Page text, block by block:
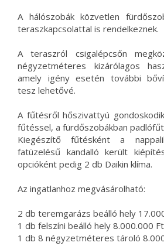
A hálószobák közvetlen
teraszkapcsolattal is rendelkeznek.
A teraszról csigalépcsőn
négyzetméteres kizárólagos
amely igény esetén további
tesz lehetővé.
A fűtésről hőszivattyú
fűtéssel, a fürdőszobákban
Kiegészítő fűtésként a
fatüzelésű kandalló került
opcióként pedig 2 db Daikin klíma.
Az ingatlanhoz megvásárolható:
2 db teremgarázs beálló hely
1 db felszíni beálló hely 8.000.000
1 db 8 négyzetméteres tároló